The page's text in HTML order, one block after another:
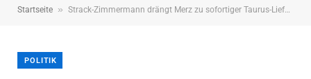
Startseite » Strack-Zimmermann drängt Merz zu sofortiger Taurus-Lieferung
POLITIK